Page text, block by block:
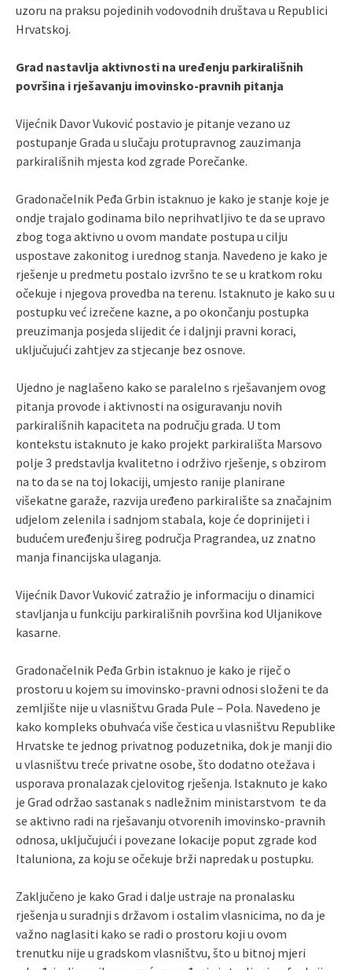
uzoru na praksu pojedinih vodovodnih društava u Republici
Hrvatskoj.
Grad nastavlja aktivnosti na uređenju parkirališnih
površina i rješavanju imovinsko-pravnih pitanja
Vijećnik Davor Vuković postavio je pitanje vezano uz
postupanje Grada u slučaju protupravnog zauzimanja
parkirališnih mjesta kod zgrade Porečanke.
Gradonačelnik Peđa Grbin istaknuo je kako je stanje koje je
ondje trajalo godinama bilo neprihvatljivo te da se upravo
zbog toga aktivno u ovom mandate postupa u cilju
uspostave zakonitog i urednog stanja. Navedeno je kako je
rješenje u predmetu postalo izvršno te se u kratkom roku
očekuje i njegova provedba na terenu. Istaknuto je kako su u
postupku već izrečene kazne, a po okončanju postupka
preuzimanja posjeda slijedit će i daljnji pravni koraci,
uključujući zahtjev za stjecanje bez osnove.
Ujedno je naglašeno kako se paralelno s rješavanjem ovog
pitanja provode i aktivnosti na osiguravanju novih
parkirališnih kapaciteta na području grada. U tom
kontekstu istaknuto je kako projekt parkirališta Marsovo
polje 3 predstavlja kvalitetno i održivo rješenje, s obzirom
na to da se na toj lokaciji, umjesto ranije planirane
višekatne garaže, razvija uređeno parkiralište sa značajnim
udjelom zelenila i sadnjom stabala, koje će doprinijeti i
budućem uređenju šireg područja Pragrandea, uz znatno
manja financijska ulaganja.
Vijećnik Davor Vuković zatražio je informaciju o dinamici
stavljanja u funkciju parkirališnih površina kod Uljanikove
kasarne.
Gradonačelnik Peđa Grbin istaknuo je kako je riječ o
prostoru u kojem su imovinsko-pravni odnosi složeni te da
zemljište nije u vlasništvu Grada Pule – Pola. Navedeno je
kako kompleks obuhvaća više čestica u vlasništvu Republike
Hrvatske te jednog privatnog poduzetnika, dok je manji dio
u vlasništvu treće privatne osobe, što dodatno otežava i
usporava pronalazak cjelovitog rješenja. Istaknuto je kako
je Grad održao sastanak s nadležnim ministarstvom te da
se aktivno radi na rješavanju otvorenih imovinsko-pravnih
odnosa, uključujući i povezane lokacije poput zgrade kod
Italuniona, za koju se očekuje brži napredak u postupku.
Zaključeno je kako Grad i dalje ustraje na pronalasku
rješenja u suradnji s državom i ostalim vlasnicima, no da je
važno naglasiti kako se radi o prostoru koji u ovom
trenutku nije u gradskom vlasništvu, što u bitnoj mjeri